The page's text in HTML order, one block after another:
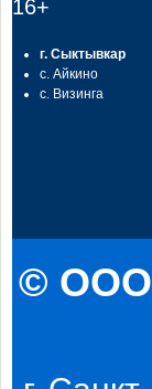
16+
г. Сыктывкар
с. Айкино
с. Визинга
© ООО